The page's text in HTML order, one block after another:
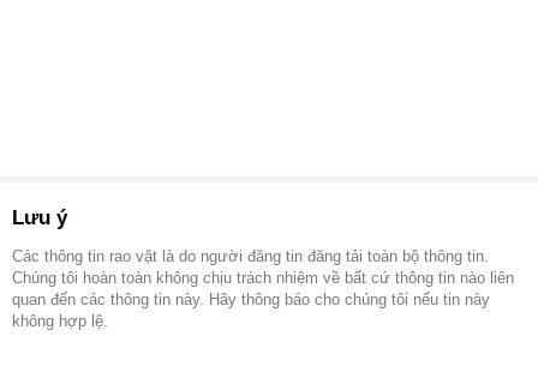
Lưu ý
Các thông tin rao vặt là do người đăng tin đăng tải toàn bộ thông tin.
Chúng tôi hoàn toàn không chịu trách nhiệm về bất cứ thông tin nào liên
quan đến các thông tin này. Hãy thông báo cho chúng tôi nếu tin này
không hợp lệ.